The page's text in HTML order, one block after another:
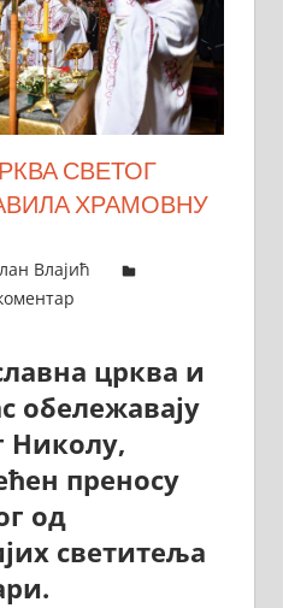
СВЕТОГ
ХРАМОВНУ
Влајић
црква и
обележавају
Николу,
преносу
од
светитеља